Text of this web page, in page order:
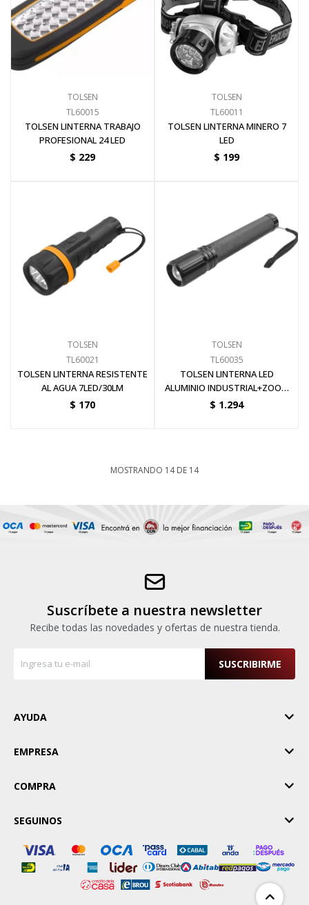
TOLSEN
TL60015
TOLSEN LINTERNA TRABAJO
PROFESIONAL 24 LED
$ 229
TOLSEN
TL60011
TOLSEN LINTERNA MINERO 7
LED
$ 199
TOLSEN
TL60021
TOLSEN LINTERNA RESISTENTE
AL AGUA 7LED/30LM
$ 170
TOLSEN
TL60035
TOLSEN LINTERNA LED
ALUMINIO INDUSTRIAL+ZOOM
10W/550LM
$ 1.294
MOSTRANDO 14DE 14
Suscríbete a nuestra newsletter
Recibe todas las novedades y ofertas de nuestra tienda.
SUSCRIBIRME
AYUDA
EMPRESA
COMPRA
SEGUINOS